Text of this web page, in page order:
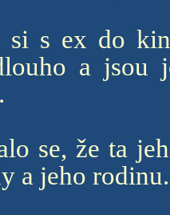
si s ex do
a jsou
se, že ta
a jeho